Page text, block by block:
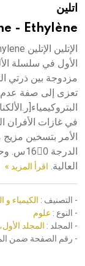
اتلين
- Ethylène
الأول في سلسلة
تعزى إلى صفة عدم
في غازات الأفران
الأمر بتسخين
العالية. اقرأ المزيد »
- التصنيف : الكيمياء و
- النوع : علوم
- المجلد : المجلد الأول، طبعة
- رقم الصفحة ضمن